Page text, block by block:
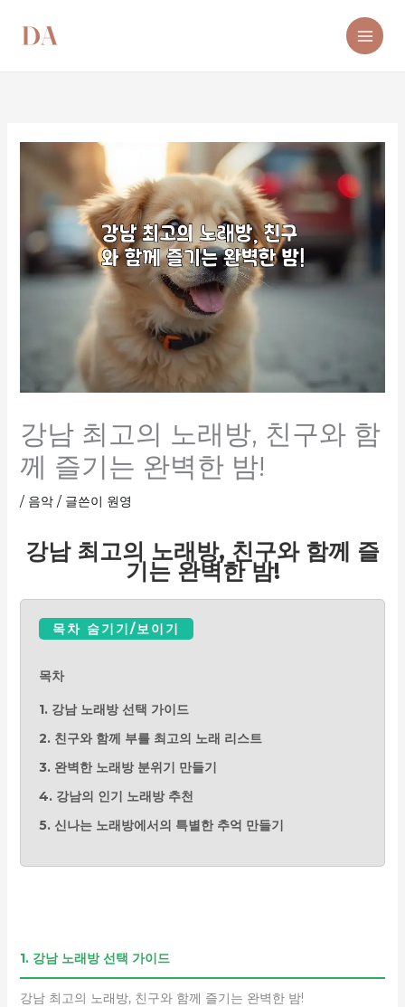
강남 최고의 노래방, 친구와 함
께 즐기는 완벽한 밤!
/ 음악/ 글쓴이 원영
강남 최고의 노래방, 친구와 함께 즐
기는 완벽한 밤!
목차 숨기기/보이기
목차
1. 강남 노래방 선택 가이드
2. 친구와 함께 부를 최고의 노래 리스트
3. 완벽한 노래방 분위기 만들기
4. 강남의 인기 노래방 추천
5. 신나는 노래방에서의 특별한 추억 만들기
1. 강남 노래방 선택 가이드
강남 최고의 노래방, 친구와 함께 즐기는 완벽한 밤!